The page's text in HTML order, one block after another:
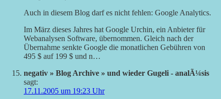
Auch in diesem Blog darf es nicht fehlen: Google Analytics.
Im März dieses Jahres hat Google Urchin, ein Anbieter für
Webanalysen Software, übernommen. Gleich nach der
Übernahme senkte Google die monatlichen Gebühren von
495 $ auf 199 $ und n…
negativ » Blog Archive » und wieder Gugeli - analÃ¼sis
sagt:
17.11.2005 um 19:23 Uhr